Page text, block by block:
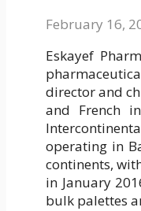
February 16,
Eskayef
director and
and French
operating in
continents,
in January
bulk palettes